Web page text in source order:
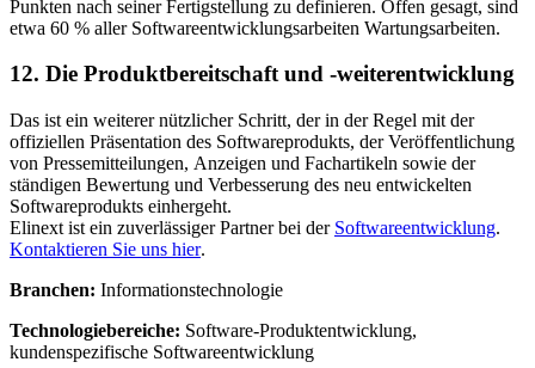
Punkten nach seiner Fertigstellung zu definieren. Offen gesagt, sind
etwa 60 % aller Softwareentwicklungsarbeiten Wartungsarbeiten.
12. Die Produktbereitschaft und -weiterentwicklung
Das ist ein weiterer nützlicher Schritt, der in der Regel mit der
offiziellen Präsentation des Softwareprodukts, der Veröffentlichung
von Pressemitteilungen, Anzeigen und Fachartikeln sowie der
ständigen Bewertung und Verbesserung des neu entwickelten
Softwareprodukts einhergeht.
Elinext ist ein zuverlässiger Partner bei der Softwareentwicklung.
Kontaktieren Sie uns hier.
Branchen: Informationstechnologie
Technologiebereiche: Software-Produktentwicklung,
kundenspezifische Softwareentwicklung